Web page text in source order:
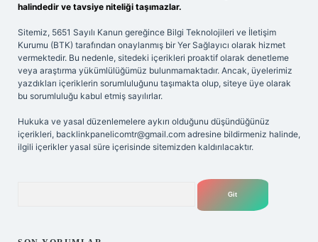
halindedir ve tavsiye niteliği taşımazlar.
Sitemiz, 5651 Sayılı Kanun gereğince Bilgi Teknolojileri ve İletişim
Kurumu (BTK) tarafından onaylanmış bir Yer Sağlayıcı olarak hizmet
vermektedir. Bu nedenle, sitedeki içerikleri proaktif olarak denetleme
veya araştırma yükümlülüğümüz bulunmamaktadır. Ancak, üyelerimiz
yazdıkları içeriklerin sorumluluğunu taşımakta olup, siteye üye olarak
bu sorumluluğu kabul etmiş sayılırlar.
Hukuka ve yasal düzenlemelere aykırı olduğunu düşündüğünüz
içerikleri, backlinkpanelicomtr@gmail.com adresine bildirmeniz halinde,
ilgili içerikler yasal süre içerisinde sitemizden kaldırılacaktır.